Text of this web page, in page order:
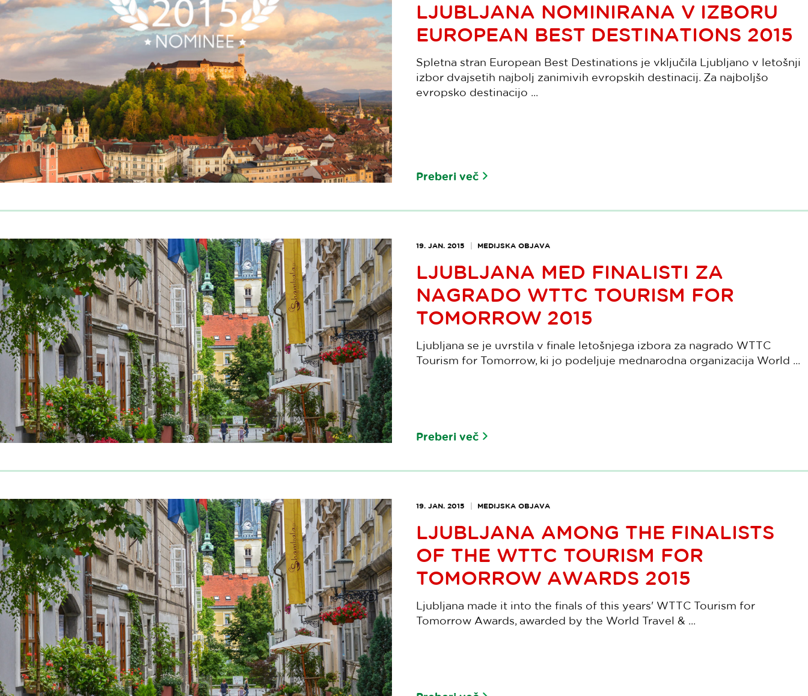
LJUBLJANA NOMINIRANA V IZBORU
EUROPEAN BEST DESTINATIONS 2015
Spletna stran European Best Destinations je vključila Ljubljano v letošnji
izbor dvajsetih najbolj zanimivih evropskih destinacij. Za najboljšo
evropsko destinacijo ...
Preberi več
19. JAN. 2015 MEDIJSKA OBJAVA
LJUBLJANA MED FINALISTI ZA
NAGRADO WTTC TOURISM FOR
TOMORROW 2015
Ljubljana se je uvrstila v finale letošnjega izbora za nagrado WTTC
Tourism for Tomorrow, ki jo podeljuje mednarodna organizacija World ...
Preberi več
19. JAN. 2015 MEDIJSKA OBJAVA
LJUBLJANA AMONG THE FINALISTS
OF THE WTTC TOURISM FOR
TOMORROW AWARDS 2015
Ljubljana made it into the finals of this years' WTTC Tourism for
Tomorrow Awards, awarded by the World Travel & ...